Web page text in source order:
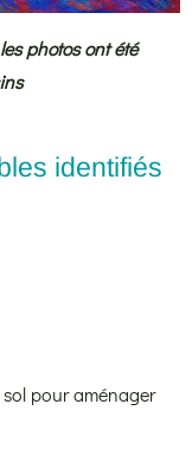
photos ont été
identifiés
sol pour aménager